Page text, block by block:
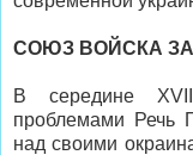
СОЮЗ ВОЙСКА
В середине
проблемами Речь
над своими